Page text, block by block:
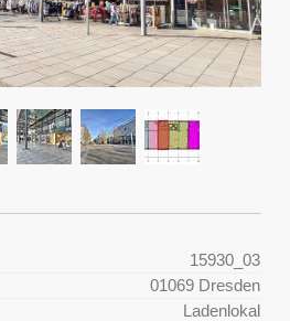
15930_03
01069 Dresden
Ladenlokal